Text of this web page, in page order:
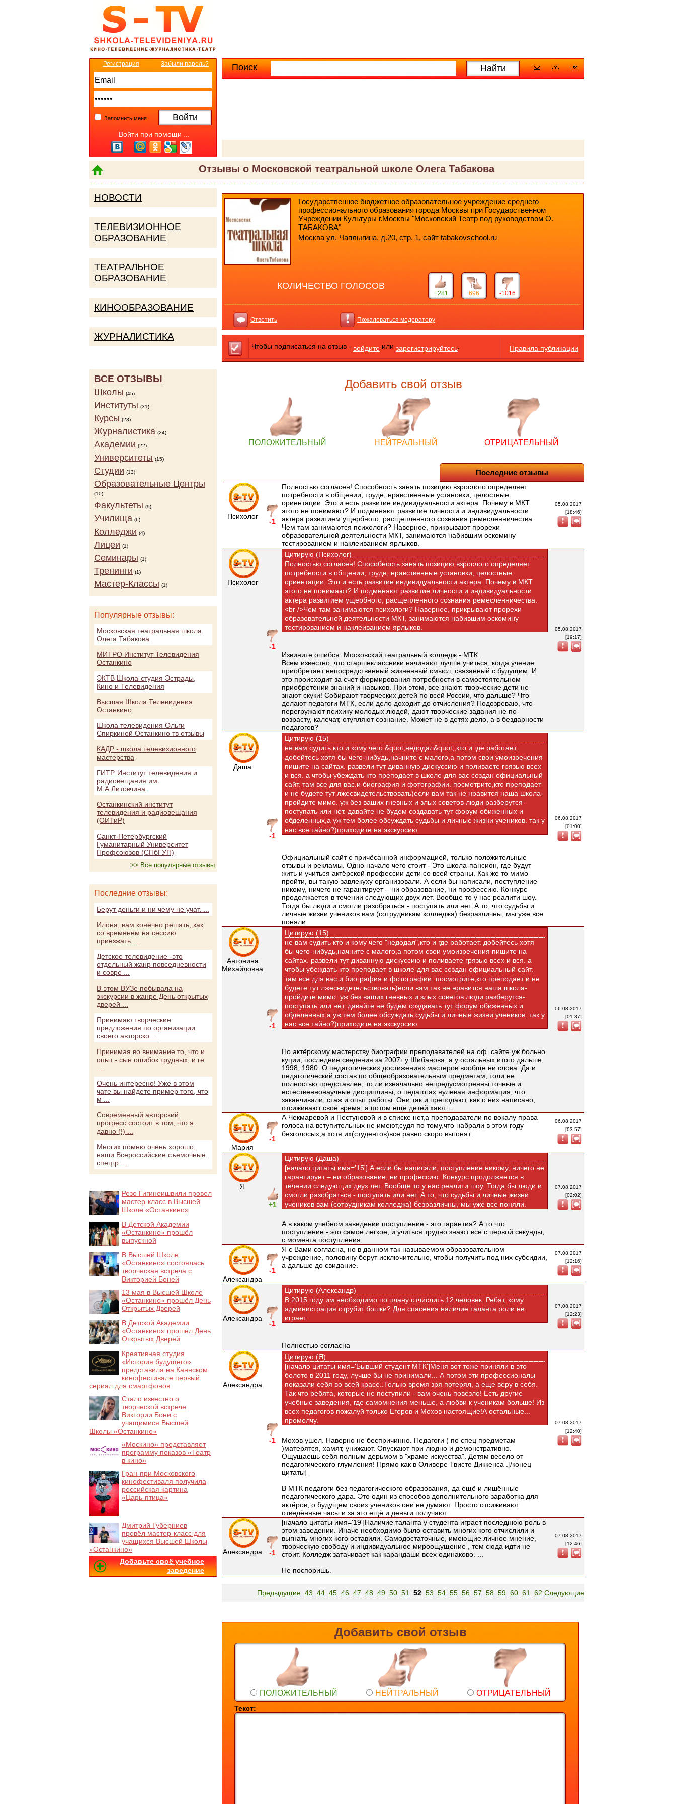
Поиск
Расширенный поиск
Отзывы о Московской театральной школе Олега Табакова
Регистрация Забыли пароль?
Запомнить меня
Войти при помощи ...
Государственное бюджетное образовательное учреждение среднего
профессионального образования города Москвы при Государственном
Учреждении Культуры г.Москвы "Московский Театр под руководством О.
ТАБАКОВА"
Москва ул. Чаплыгина, д.20, стр. 1, сайт tabakovschool.ru
КОЛИЧЕСТВО ГОЛОСОВ
+281 696 -1016
Ответить Пожаловаться модератору
Чтобы подписаться на отзыв - войдите или зарегистрируйтесь Правила публикации
Добавить свой отзыв
ПОЛОЖИТЕЛЬНЫЙ НЕЙТРАЛЬНЫЙ ОТРИЦАТЕЛЬНЫЙ
Последние отзывы
Психолог
-1
Полностью согласен! Способность занять позицию взрослого определяет
потребности в общении, труде, нравственные установки, целостные
ориентации. Это и есть развитие индивидуальности актера. Почему в МКТ
этого не понимают? И подменяют развитие личности и индивидуальности
актера развитием ущербного, расщепленного сознания ремесленничества.
Чем там занимаются психологи? Наверное, прикрывают прорехи
образовательной деятельности МКТ, занимаются набившим оскомину
тестированием и наклеиванием ярлыков.
05.08.2017
[18:46]
Психолог
-1
Цитирую (Психолог)
Полностью согласен! Способность занять позицию взрослого определяет
потребности в общении, труде, нравственные установки, целостные
ориентации. Это и есть развитие индивидуальности актера. Почему в МКТ
этого не понимают? И подменяют развитие личности и индивидуальности
актера развитием ущербного, расщепленного сознания ремесленничества.
<br />Чем там занимаются психологи? Наверное, прикрывают прорехи
образовательной деятельности МКТ, занимаются набившим оскомину
тестированием и наклеиванием ярлыков.
Извините ошибся: Московский театральный колледж - МТК.
Всем известно, что старшеклассники начинают лучше учиться, когда учение
приобретает непосредственный жизненный смысл, связанный с будущим. И
это происходит за счет формирования потребности в самостоятельном
приобретении знаний и навыков. При этом, все знают: творческие дети не
знают скуки! Собирают творческих детей по всей России, что дальше? Что
делают педагоги МТК, если дело доходит до отчисления? Подозреваю, что
перегружают психику молодых людей, дают творческие задания не по
возрасту, калечат, отупляют сознание. Может не в детях дело, а в бездарности
педагогов?
05.08.2017
[19:17]
Даша
-1
Цитирую (15)
не вам судить кто и кому чего &quot;недодал&quot;,кто и где работает.
добейтесь хотя бы чего-нибудь,начните с малого,а потом свои умоизречения
пишите на сайтах. развели тут диванную дискуссию и поливаете грязью всех
и вся. а чтобы убеждать кто преподает в школе-для вас создан официальный
сайт. там все для вас.и биография и фотографии. посмотрите,кто преподает
и не будете тут лжесвидетельствовать)если вам так не нравится наша школа-
пройдите мимо. уж без ваших гневных и злых советов люди разберутся-
поступать или нет. давайте не будем создавать тут форум обиженных и
обделенных,а уж тем более обсуждать судьбы и личные жизни учеников. так у
нас все тайно?)приходите на экскурсию
Официальный сайт с причёсанной информацией, только положительные
отзывы и рекламы. Одно начало чего стоит - Это школа-пансион, где будут
жить и учиться актёрской профессии дети со всей страны. Как же то мимо
пройти, вы такую завлекуху организовали. А если бы написали, поступление
никому, ничего не гарантирует – ни образование, ни профессию. Конкурс
продолжается в течении следующих двух лет. Вообще то у нас реалити шоу.
Тогда бы люди и смогли разобраться - поступать или нет. А то, что судьбы и
личные жизни учеников вам (сотрудникам колледжа) безразличны, мы уже все
поняли.
06.08.2017
[01:00]
Антонина
Михайловна
-1
Цитирую (15)
не вам судить кто и кому чего "недодал",кто и где работает. добейтесь хотя
бы чего-нибудь,начните с малого,а потом свои умоизречения пишите на
сайтах. развели тут диванную дискуссию и поливаете грязью всех и вся. а
чтобы убеждать кто преподает в школе-для вас создан официальный сайт.
там все для вас.и биография и фотографии. посмотрите,кто преподает и не
будете тут лжесвидетельствовать)если вам так не нравится наша школа-
пройдите мимо. уж без ваших гневных и злых советов люди разберутся-
поступать или нет. давайте не будем создавать тут форум обиженных и
обделенных,а уж тем более обсуждать судьбы и личные жизни учеников. так у
нас все тайно?)приходите на экскурсию
По актёрскому мастерству биографии преподавателей на оф. сайте уж больно
куции, последние сведения за 2007г у Шибанова, а у остальных итого дальше,
1998, 1980. О педагогических достижениях мастеров вообще ни слова. Да и
педагогический состав по общеобразовательным предметам, толи не
полностью представлен, то ли изначально непредусмотренны точные и
естественнонаучные дисциплины, о педагогах нулевая информация, что
заканчивали, стаж и опыт работы. Они так и преподают, как о них написано,
отсиживают своё время, а потом ещё детей хают…
06.08.2017
[01:37]
Мария
-1
А Чекмаревой и Пестуновой и в списке нет,а преподаватели по вокалу права
голоса на вступительных не имеют,судя по тому,что набрали в этом году
безголосых,а хотя их(студентов)все равно скоро выгонят.
06.08.2017
[03:57]
Я
+1
Цитирую (Даша)
[начало цитаты имя='15'] А если бы написали, поступление никому, ничего не
гарантирует – ни образование, ни профессию. Конкурс продолжается в
течении следующих двух лет. Вообще то у нас реалити шоу. Тогда бы люди и
смогли разобраться - поступать или нет. А то, что судьбы и личные жизни
учеников вам (сотрудникам колледжа) безразличны, мы уже все поняли.
А в каком учебном заведении поступление - это гарантия? А то что
поступление - это самое легкое, и учиться трудно знают все с первой секунды,
с момента поступления.
07.08.2017
[02:02]
Александра
-1
Я с Вами согласна, но в данном так называемом образовательном
учреждение, половину берут исключительно, чтобы получить под них субсидии,
а дальше до свидание.
07.08.2017
[12:16]
Александра
-1
Цитирую (Александр)
В 2015 году им необходимо по плану отчислить 12 человек. Ребят, кому
администрация отрубит бошки? Для спасения наличие таланта роли не
играет.
Полностью согласна
07.08.2017
[12:23]
Александра
-1
Цитирую (Я)
[начало цитаты имя='Бывший студент МТК']Меня вот тоже приняли в это
болото в 2011 году, лучше бы не принимали... А потом эти профессионалы
показали себя во всей красе..Только время зря потерял, а еще веру в себя.
Так что ребята, которые не поступили - вам очень повезло! Есть другие
учебные заведения, где самомнения меньше, а любви к ученикам больше! Из
всех педагогов пожалуй только Егоров и Мохов настоящие!А остальные...
промолчу.
Мохов ушел. Наверно не беспричинно. Педагоги ( по спец предметам
)матерятся, хамят, унижают. Опускают при людно и демонстративно.
Ощущаешь себя полным дерьмом в "храме искусства". Детям весело от
педагогического глумления! Прямо как в Оливере Твисте Диккенса .[/конец
цитаты]
В МТК педагоги без педагогического образования, да ещё и лишённые
педагогического дара. Это один из способов дополнительного заработка для
актёров, о будущем своих учеников они не думают. Просто отсиживают
отведённые часы и за это ещё и деньги получают.
07.08.2017
[12:40]
Александра -1
[начало цитаты имя='19']Наличие таланта у студента играет последнюю роль в
этом заведении. Иначе необходимо было оставить многих кого отчислили и
выгнать многих кого оставили. Самодостаточные, имеющие личное мнение,
творческую свободу и индивидуальное мироощущение , тем сюда идти не
стоит. Колледж затачивает как карандаши всех одинаково. ...
Не поспоришь.
07.08.2017
[12:46]
Предыдущие 43 44 45 46 47 48 49 50 51 52 53 54 55 56 57 58 59 60 61 62 Следующие
Добавить свой отзыв
ПОЛОЖИТЕЛЬНЫЙ НЕЙТРАЛЬНЫЙ ОТРИЦАТЕЛЬНЫЙ
Текст:
НОВОСТИ
ТЕЛЕВИЗИОННОЕ
ОБРАЗОВАНИЕ
ТЕАТРАЛЬНОЕ
ОБРАЗОВАНИЕ
КИНООБРАЗОВАНИЕ
ЖУРНАЛИСТИКА
ВСЕ ОТЗЫВЫ
Школы (45)
Институты (31)
Курсы (28)
Журналистика (24)
Академии (22)
Университеты (15)
Студии (13)
Образовательные Центры
(10)
Факультеты (9)
Училища (6)
Колледжи (4)
Лицеи (1)
Семинары (1)
Тренинги (1)
Мастер-Классы (1)
Популярные отзывы:
Московская театральная школа
Олега Табакова
МИТРО Институт Телевидения
Останкино
ЭКТВ Школа-студия Эстрады,
Кино и Телевидения
Высшая Школа Телевидения
Останкино
Школа телевидения Ольги
Спиркиной Останкино тв отзывы
КАДР - школа телевизионного
мастерства
ГИТР. Институт телевидения и
радиовещания им.
М.А.Литовчина.
Останкинский институт
телевидения и радиовещания
(ОИТиР)
Санкт-Петербургский
Гуманитарный Университет
Профсоюзов (СПбГУП)
>> Все популярные отзывы
Последние отзывы:
Берут деньги и ни чему не учат. ...
Илона, вам конечно решать, как
со временем на сессию
приезжать ...
Детское телевидение -это
отдельный жанр повседневности
и совре ...
В этом ВУЗе побывала на
экскурсии в жанре День открытых
дверей ...
Принимаю творческие
предложения по организации
своего авторско ...
Принимая во внимание то, что и
опыт - сын ошибок трудных, и ге
Очень интересно! Уже в этом
чате вы найдете пример того, что
м ...
Современный авторский
прогресс состоит в том, что я
давно (!) ...
Многих помню очень хорошо:
наши Всероссийские съемочные
спецгр ...
Резо Гигинеишвили провел
мастер-класс в Высшей
Школе «Останкино»
В Детской Академии
«Останкино» прошёл
выпускной
В Высшей Школе
«Останкино» состоялась
творческая встреча с
Викторией Боней
13 мая в Высшей Школе
«Останкино» прошёл День
Открытых Дверей
В Детской Академии
«Останкино» прошёл День
Открытых Дверей
Креативная студия
«История будущего»
представила на Каннском
кинофестивале первый
сериал для смартфонов
Стало известно о
творческой встрече
Виктории Бони с
учащимися Высшей
Школы «Останкино»
«Москино» представляет
программу показов «Театр
в кино»
Гран-при Московского
кинофестиваля получила
российская картина
«Царь-птица»
Дмитрий Губерниев
провёл мастер-класс для
учащихся Высшей Школы
«Останкино»
Добавьте своё учебное
заведение